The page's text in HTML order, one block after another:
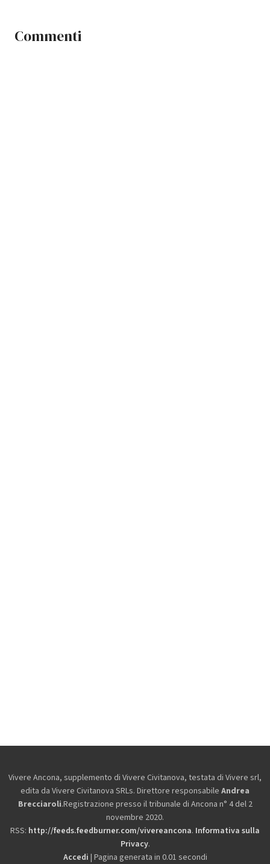
Commenti
Vivere Ancona, supplemento di Vivere Civitanova, testata di Vivere srl,
edita da Vivere Civitanova SRLs. Direttore responsabile Andrea
Brecciaroli.Registrazione presso il tribunale di Ancona n° 4 del 2
novembre 2020.
RSS: http://feeds.feedburner.com/vivereancona. Informativa sulla
Privacy.
Accedi | Pagina generata in 0.01 secondi